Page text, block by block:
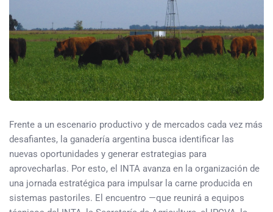
Frente a un escenario productivo y de mercados cada vez más
desafiantes, la ganadería argentina busca identificar las
nuevas oportunidades y generar estrategias para
aprovecharlas. Por esto, el INTA avanza en la organización de
una jornada estratégica para impulsar la carne producida en
sistemas pastoriles. El encuentro —que reunirá a equipos